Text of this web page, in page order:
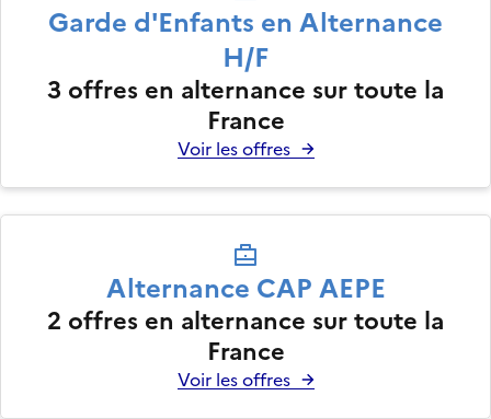
Garde d'Enfants en Alternance
H/F
3 offres en alternance sur toute la
France
Voir les offres
Alternance CAP AEPE
2 offres en alternance sur toute la
France
Voir les offres